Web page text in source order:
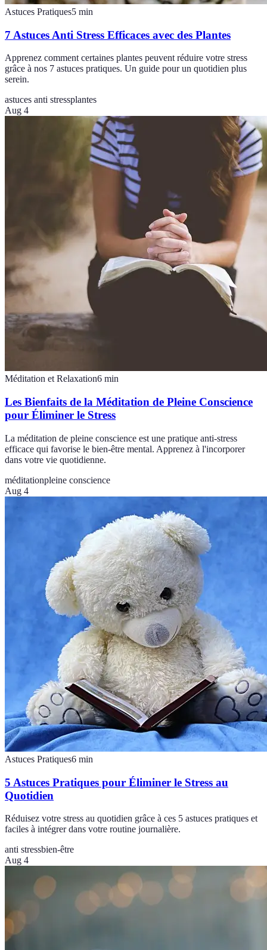
Astuces Pratiques5 min
7 Astuces Anti Stress Efficaces avec des Plantes
Apprenez comment certaines plantes peuvent réduire votre stress
grâce à nos 7 astuces pratiques. Un guide pour un quotidien plus
serein.
astuces anti stressplantes
Aug 4
Méditation et Relaxation6 min
Les Bienfaits de la Méditation de Pleine Conscience
pour Éliminer le Stress
La méditation de pleine conscience est une pratique anti-stress
efficace qui favorise le bien-être mental. Apprenez à l'incorporer
dans votre vie quotidienne.
méditationpleine conscience
Aug 4
Astuces Pratiques6 min
5 Astuces Pratiques pour Éliminer le Stress au
Quotidien
Réduisez votre stress au quotidien grâce à ces 5 astuces pratiques et
faciles à intégrer dans votre routine journalière.
anti stressbien-être
Aug 4